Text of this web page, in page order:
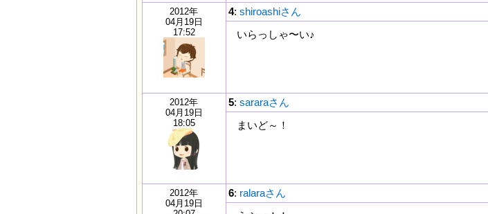
2012年
04月19日
17:52
4: shiroashiさん
いらっしゃ〜い♪
2012年
04月19日
18:05
5: sararaさん
まいど～！
2012年
04月19日
6: ralaraさん